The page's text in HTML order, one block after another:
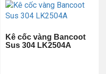
Kê cốc vàng Bancoot
Sus 304 LK2504A